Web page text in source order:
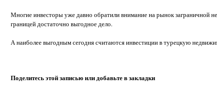
Многие инвесторы уже давно обратили внимание на рынок заграничной
границей достаточно выгодное дело.
А наиболее выгодным сегодня считаются инвестиции в турецкую
Поделитесь этой записью или добавьте в закладки